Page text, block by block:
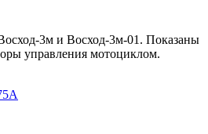
3м и Восход-3м-01. Показаны
управления мотоциклом.